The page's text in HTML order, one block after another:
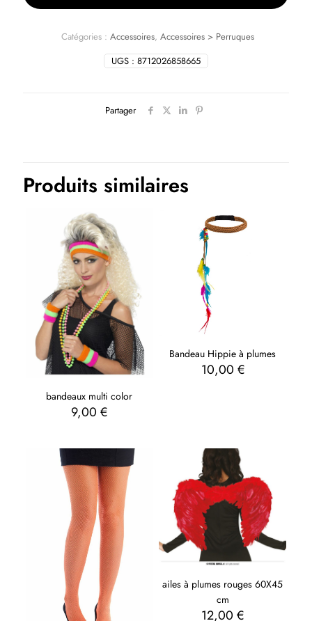
UGS : 8712026858665
Catégories : Accessoires, Accessoires > Perruques
Partager
Produits similaires
bandeaux multi color
9,00€
Bandeau Hippie à plumes
10,00 €
ailes à plumes rouges 60X45
cm
12,00 €